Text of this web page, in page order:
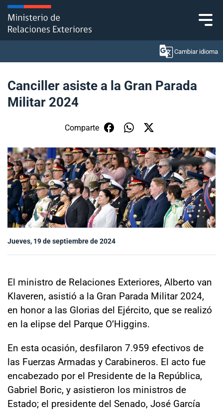
Click acá para ir directamente al contenido
Cambiar idioma
Ministerio
Política Exterior
Embajadas y consulados
Servicios ciudadanos
Subsecretaría de Relaciones Económicas
Internacionales
Sala de prensa
modo claro
Canciller asiste a la Gran Parada
Militar 2024
Comparte
Jueves, 19 de septiembre de 2024
El ministro de Relaciones Exteriores, Alberto van
Klaveren, asistió a la Gran Parada Militar 2024,
en honor a las Glorias del Ejército, que se realizó
en la elipse del Parque O’Higgins.
En esta ocasión, desfilaron 7.959 efectivos de
las Fuerzas Armadas y Carabineros. El acto fue
encabezado por el Presidente de la República,
Gabriel Boric, y asistieron los ministros de
Estado; el presidente del Senado, José García